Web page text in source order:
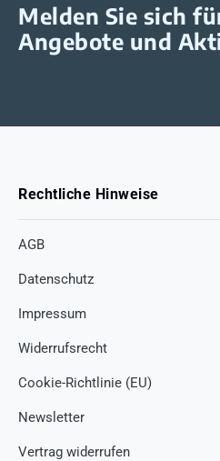
Melden Sie sich
Angebote und
Rechtliche Hinweise
AGB
Datenschutz
Impressum
Widerrufsrecht
Cookie-Richtlinie (EU)
Newsletter
Vertrag widerrufen